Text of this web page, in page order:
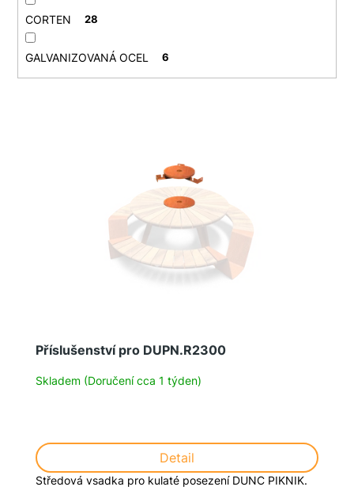
CORTEN 28
GALVANIZOVANÁ OCEL 6
Příslušenství pro DUPN.R2300
Skladem (Doručení cca 1 týden)
Detail
Středová vsadka pro kulaté posezení DUNC PIKNIK.